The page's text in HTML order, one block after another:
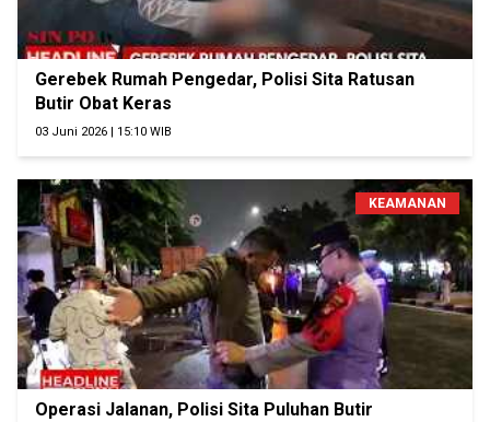
Gerebek Rumah Pengedar, Polisi Sita Ratusan
Butir Obat Keras
03 Juni 2026 | 15:10 WIB
KEAMANAN
Operasi Jalanan, Polisi Sita Puluhan Butir